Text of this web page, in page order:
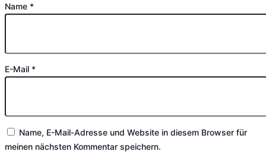
Name *
E-Mail *
Name, E-Mail-Adresse und Website in diesem Browser für
meinen nächsten Kommentar speichern.